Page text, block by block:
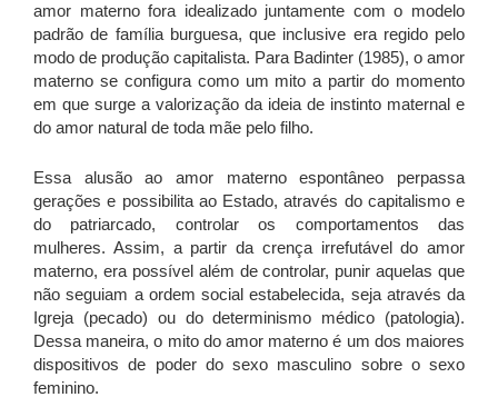
amor materno fora idealizado juntamente com o modelo
padrão de família burguesa, que inclusive era regido pelo
modo de produção capitalista. Para Badinter (1985), o amor
materno se configura como um mito a partir do momento
em que surge a valorização da ideia de instinto maternal e
do amor natural de toda mãe pelo filho.
Essa alusão ao amor materno espontâneo perpassa
gerações e possibilita ao Estado, através do capitalismo e
do patriarcado, controlar os comportamentos das
mulheres. Assim, a partir da crença irrefutável do amor
materno, era possível além de controlar, punir aquelas que
não seguiam a ordem social estabelecida, seja através da
Igreja (pecado) ou do determinismo médico (patologia).
Dessa maneira, o mito do amor materno é um dos maiores
dispositivos de poder do sexo masculino sobre o sexo
feminino.